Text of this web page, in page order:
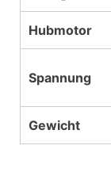
Hubmotor
Spannung
Gewicht